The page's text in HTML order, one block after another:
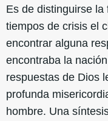
Es de distinguirse
tiempos de crisis el
encontrar alguna
encontraba la
respuestas de Dios
profunda
hombre. Una